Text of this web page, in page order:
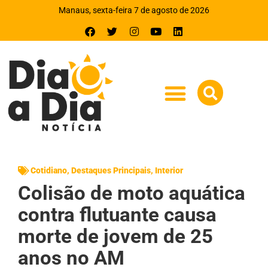
Manaus, sexta-feira 7 de agosto de 2026
Cotidiano, Destaques Principais, Interior
Colisão de moto aquática
contra flutuante causa
morte de jovem de 25
anos no AM